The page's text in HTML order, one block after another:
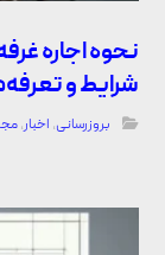
نحوه اجاره
شرایط و
بروزرسانی, اخبار,